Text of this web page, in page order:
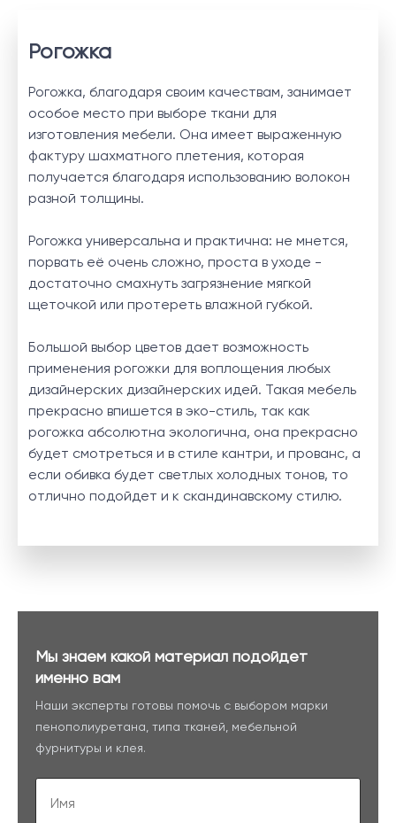
Рогожка
Рогожка, благодаря своим качествам, занимает
особое место при выборе ткани для
изготовления мебели. Она имеет выраженную
фактуру шахматного плетения, которая
получается благодаря использованию волокон
разной толщины.
Рогожка универсальна и практична: не мнется,
порвать её очень сложно, проста в уходе -
достаточно смахнуть загрязнение мягкой
щеточкой или протереть влажной губкой.
Большой выбор цветов дает возможность
применения рогожки для воплощения любых
дизайнерских дизайнерских идей. Такая мебель
прекрасно впишется в эко-стиль, так как
рогожка абсолютна экологична, она прекрасно
будет смотреться и в стиле кантри, и прованс, а
если обивка будет светлых холодных тонов, то
отлично подойдет и к скандинавскому стилю.
Мы знаем какой материал подойдет
именно вам
Наши эксперты готовы помочь с выбором марки
пенополиуретана, типа тканей, мебельной
фурнитуры и клея.